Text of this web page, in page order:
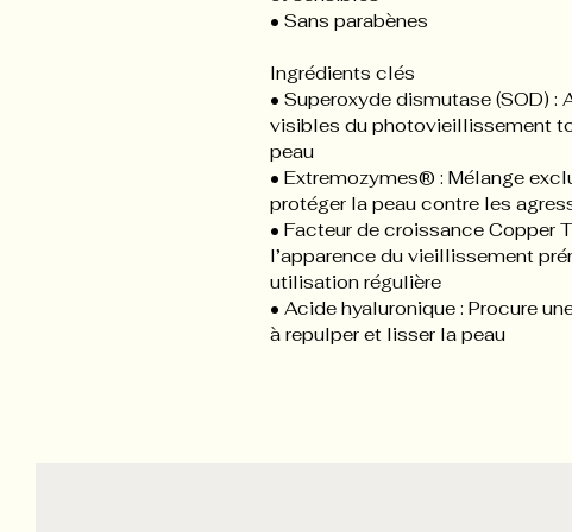
• Sans parabènes
Ingrédients clés
• Superoxyde dismutase (SOD)
visibles du photovieillissement
peau
• Extremozymes® : Mélange
protéger la peau contre les
• Facteur de croissance Copper
l’apparence du vieillissement
utilisation régulière
• Acide hyaluronique : Procure
à repulper et lisser la peau